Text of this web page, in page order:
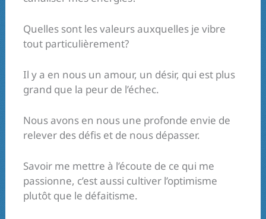
Quelles sont les valeurs auxquelles je vibre
tout particulièrement?
Il y a en nous un amour, un désir, qui est plus
grand que la peur de l’échec.
Nous avons en nous une profonde envie de
relever des défis et de nous dépasser.
Savoir me mettre à l’écoute de ce qui me
passionne, c’est aussi cultiver l’optimisme
plutôt que le défaitisme.